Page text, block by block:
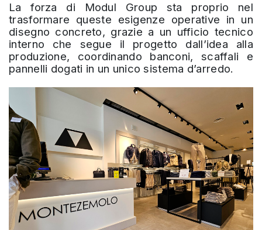
La forza di Modul Group sta proprio nel
trasformare queste esigenze operative in un
disegno concreto, grazie a un ufficio tecnico
interno che segue il progetto dall’idea alla
produzione, coordinando banconi, scaffali e
pannelli dogati in un unico sistema d’arredo.